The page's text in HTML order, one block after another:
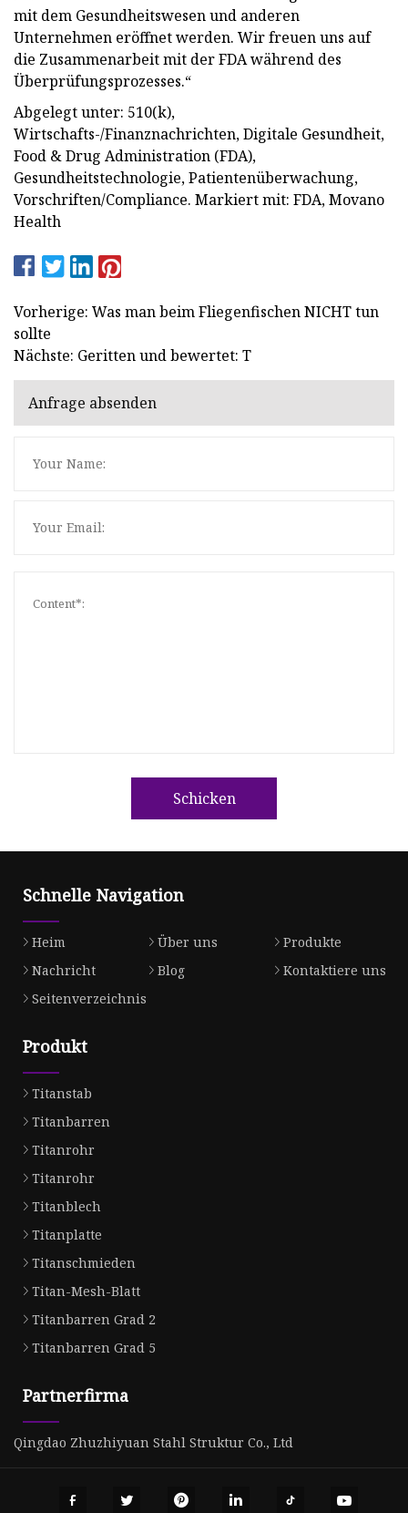
mit dem Gesundheitswesen und anderen
Unternehmen eröffnet werden. Wir freuen uns auf
die Zusammenarbeit mit der FDA während des
Überprüfungsprozesses.“
Abgelegt unter: 510(k),
Wirtschafts-/Finanznachrichten, Digitale Gesundheit,
Food & Drug Administration (FDA),
Gesundheitstechnologie, Patientenüberwachung,
Vorschriften/Compliance. Markiert mit: FDA, Movano
Health
Vorherige: Was man beim Fliegenfischen NICHT tun
sollte
Nächste: Geritten und bewertet: T
Anfrage absenden
Schicken
Schnelle Navigation
Heim Über uns
Produkte
Nachricht
Blog
Kontaktiere uns
Seitenverzeichnis
Produkt
Titanstab
Titanbarren
Titanrohr
Titanrohr
Titanblech
Titanplatte
Titanschmieden
Titan-Mesh-Blatt
Titanbarren Grad 2
Titanbarren Grad 5
Partnerfirma
Qingdao Zhuzhiyuan Stahl Struktur Co., Ltd